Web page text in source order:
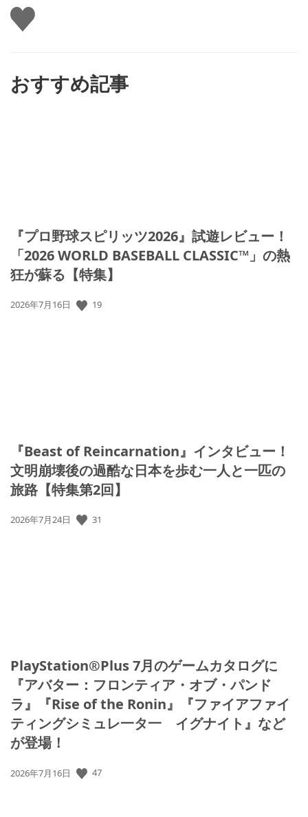
い
い
おすすめ記事
『プロ野球スピリッツ2026』試遊レビュー！
「2026 WORLD BASEBALL CLASSIC™」の熱
狂が蘇る【特集】
公
2026年7月16日 19
『Beast of Reincarnation』インタビュー！
文明崩壊後の過酷な日本を歩む一人と一匹の
旅路【特集第2回】
公
2026年7月24日 31
PlayStation®Plus 7月のゲームカタログに
『アバター：フロンティア・オブ・パンド
ラ』『Rise of the Ronin』『ファイアファイ
ティングシミュレ一タ一 イグナイト』など
が登場！
公
2026年7月16日 47